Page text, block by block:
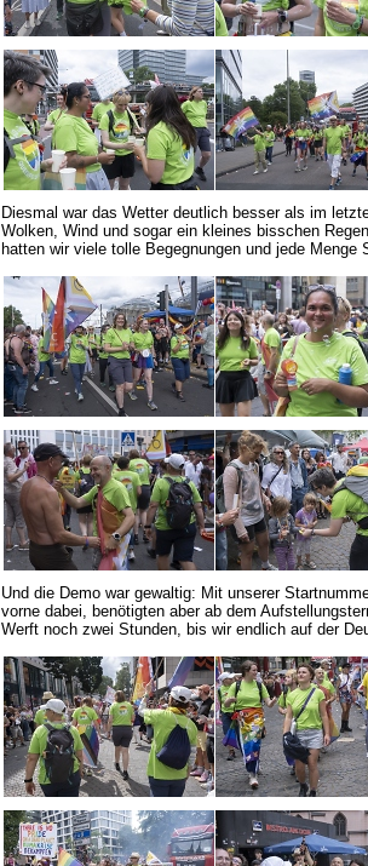
Diesmal war das Wetter deutlich besser als im
Wolken, Wind und sogar ein kleines bisschen
hatten wir viele tolle Begegnungen und jede Menge
Und die Demo war gewaltig: Mit unserer
vorne dabei, benötigten aber ab dem
Werft noch zwei Stunden, bis wir endlich auf der